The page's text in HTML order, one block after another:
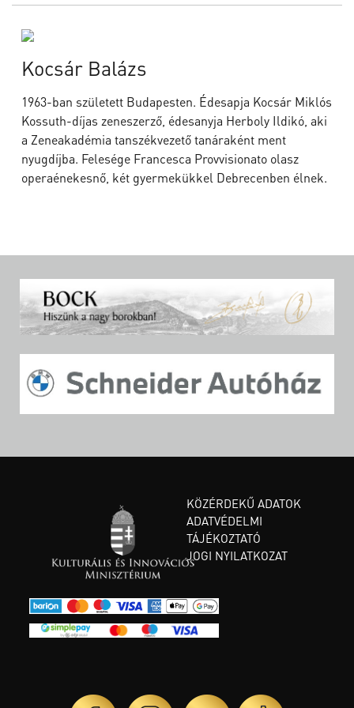
Kocsár Balázs
1963-ban született Budapesten. Édesapja Kocsár Miklós
Kossuth-díjas zeneszerző, édesanyja Herboly Ildikó, aki
a Zeneakadémia tanszékvezető tanáraként ment
nyugdíjba. Felesége Francesca Provvisionato olasz
operaénekesnő, két gyermekükkel Debrecenben élnek.
KÖZÉRDEKŰ ADATOK
ADATVÉDELMI
TÁJÉKOZTATÓ
JOGI NYILATKOZAT